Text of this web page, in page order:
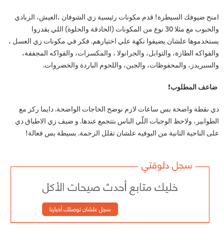
امنح ضيوفك السيطرة! قدم مكونات رئيسية زي الشوفان ،العيش، الزبادي
والحبوب مع مثلا 30 نوع من المكونات (الحادقة والحلوة) اللي يقدروا
يستخدموها علشان يضيفوا نكهة علي اختيارهم. فكر في مكونات زي العسل ،
والفواكه الطازة، والتوابل، والجرانولا ، والمكسرات، والفواكه المجففة،
والسبريدز، والمحفوظات، والجبن، واللحوم الباردة والخضروات.
ضاعف المطلوب!
دي نقطة واضحة بس ساعات لازم نوضح الحاجات الواضحة. دايما ركز مع
الطوابير، ولاحظ الوجبات اللّي الناس بتتجمع عندها. و ضيف زي الاطباق دي
على الناحية التانية من البوفيه علشان تقلل الزحمة. بسيطة بس فعالة!